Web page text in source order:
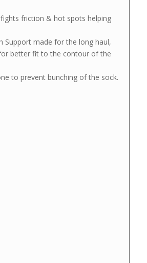
friction & hot spots helping
Support made for the long haul,
for better fit to the contour of the
to prevent bunching of the sock.